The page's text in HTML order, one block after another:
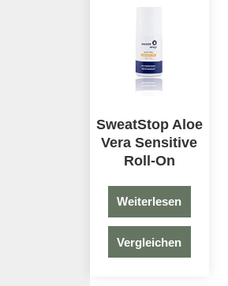
SweatStop Aloe
Vera Sensitive
Roll-On
Weiterlesen
Vergleichen